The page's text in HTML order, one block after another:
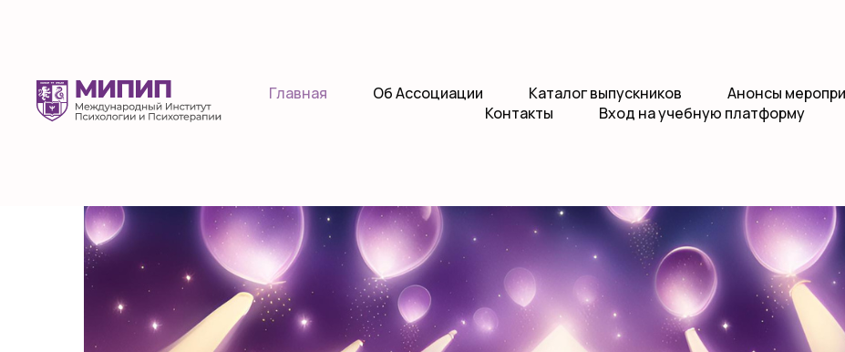
Главная Об Ассоциации Каталог выпускников Анонсы
Контакты
Вход на учебную платформу
Встреча выпускников МИПИП